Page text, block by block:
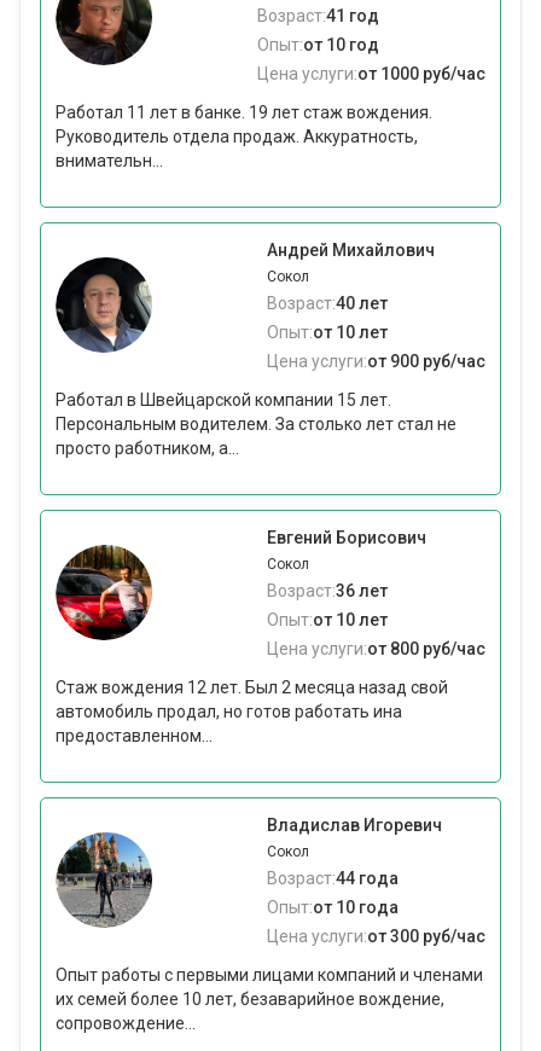
Возраст:41 год
Опыт:от 10 год
Цена услуги:от 1000 руб/час
Работал 11 лет в банке. 19 лет стаж вождения.
Руководитель отдела продаж. Аккуратность,
внимательн...
Андрей Михайлович
Сокол
Возраст:40 лет
Опыт:от 10 лет
Цена услуги:от 900 руб/час
Работал в Швейцарской компании 15 лет.
Персональным водителем. За столько лет стал не
просто работником, а...
Евгений Борисович
Сокол
Возраст:36 лет
Опыт:от 10 лет
Цена услуги:от 800 руб/час
Стаж вождения 12 лет. Был 2 месяца назад свой
автомобиль продал, но готов работать ина
предоставленном...
Владислав Игоревич
Сокол
Возраст:44 года
Опыт:от 10 года
Цена услуги:от 300 руб/час
Опыт работы с первыми лицами компаний и членами
их семей более 10 лет, безаварийное вождение,
сопровождение...